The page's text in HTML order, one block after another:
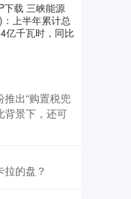
下载 三峡能源
上半年累计总
亿千瓦时，同比
出“购置税兜
背景下，还可
的盘？